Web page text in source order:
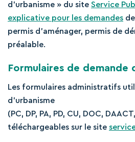
d’urbanisme » du site Service
explicative pour les demandes
permis d’aménager, permis de
préalable.
Formulaires de demande
Les formulaires administratifs
d’urbanisme
(PC, DP, PA, PD, CU, DOC,
téléchargeables sur le site